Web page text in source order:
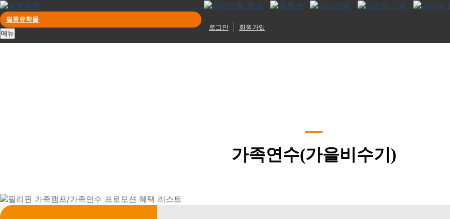
로그인 회원가입
필통유학몰
메뉴
가족연수(가을비수기)